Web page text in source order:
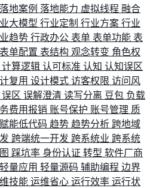
落地案例 落地能力 虚拟线程 融合
大模型 行业定制 行业方案 行业
趋势 行政办公 表单 表单功能 表
表单配置 表结构 观念转变 角色权
计算逻辑 认可标准 认知 认知误区
复用 设计模式 访客权限 访问风
误区 误解澄清 读写分离 豆包 负载
费用报销 账号保护 账号管理 质
赋能低代码 趋势 趋势分析 跨地域
跨端统一开发 跨系统业 跨系统
踩坑率 身份认证 转型 软件厂商
轻量应用 轻量源码 辅助编程 边界
技能 运维省心 运行效率 运行状